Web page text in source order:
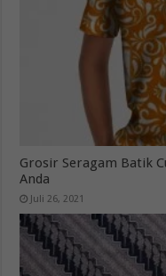
Grosir Seragam Batik
Anda
Juli 26, 2021